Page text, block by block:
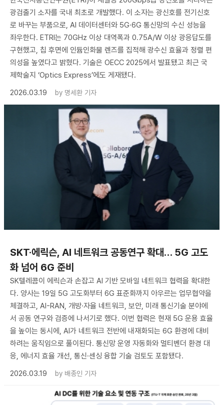
광검출기 소자를 국내 최초로 개발했다. 이 소자는 광신호를 전기신호
로 바꾸는 부품으로, AI 데이터센터와 5G·6G 통신망의 수신 성능을
좌우한다. ETRI는 70GHz 이상 대역폭과 0.75A/W 이상 광응답도를
구현했고, 칩 후면에 인듐인화물 렌즈를 집적해 광수신 효율과 정렬 편
의성을 높였다고 밝혔다. 기술은 OECC 2025에서 발표됐고 최근 국
제학술지 ‘Optics Express’에도 게재됐다.
2026.03.19
by 명세환 기자
SKT·에릭슨, AI 네트워크 공동연구 확대… 5G 고도
화 넘어 6G 준비
SK텔레콤이 에릭슨과 손잡고 AI 기반 모바일 네트워크 협력을 확대한
다. 양사는 19일 5G 고도화부터 6G 표준화까지 아우르는 업무협약을
체결하고, AI-RAN, 개방·자율 네트워크, 보안, 미래 통신기술 분야에
서 공동 연구와 검증에 나서기로 했다. 이번 협력은 현재 5G 운용 효율
을 높이는 동시에, AI가 네트워크 전반에 내재화되는 6G 환경에 대비
하려는 움직임으로 풀이된다. 통신망 운영 자동화와 멀티벤더 환경 대
응, 에너지 효율 개선, 통신·센싱 융합 기술 검토도 포함됐다.
2026.03.19
by 배종인 기자